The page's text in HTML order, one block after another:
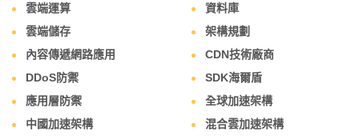
雲端運算
資料庫
雲端儲存
架構規劃
內容傳遞網路應用
CDN技術廠商
DDoS防禦
SDK海爾盾
應用層防禦
全球加速架構
中國加速架構
混合雲加速架構